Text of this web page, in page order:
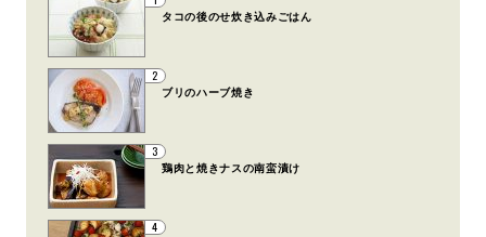
タコの後のせ炊き込みごはん
2
ブリのハーブ焼き
3
鶏肉と焼きナスの南蛮漬け
4